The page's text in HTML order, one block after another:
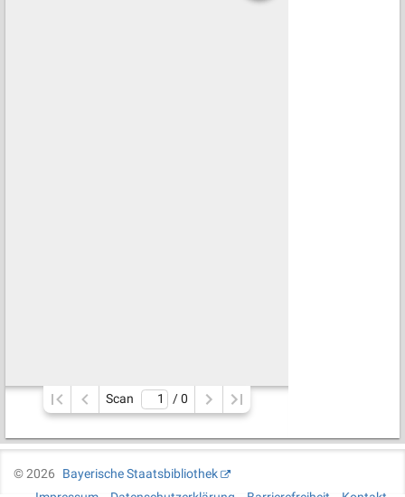
Scan / 0
©2026
Bayerische Staatsbibliothek